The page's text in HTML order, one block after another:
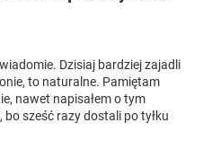
Dzisiaj bardziej zajadli
to naturalne. Pamiętam
nawet napisałem o tym
bo sześć razy dostali po tyłku